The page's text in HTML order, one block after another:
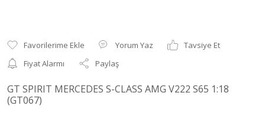
Yorum Yaz
Tavsiye Et
Fiyat Alarmı
Paylaş
GT SPIRIT MERCEDES S-CLASS AMG V222 S65 1:18
(GT067)